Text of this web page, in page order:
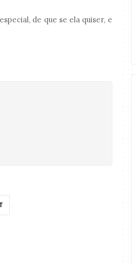
de que se ela quiser, e